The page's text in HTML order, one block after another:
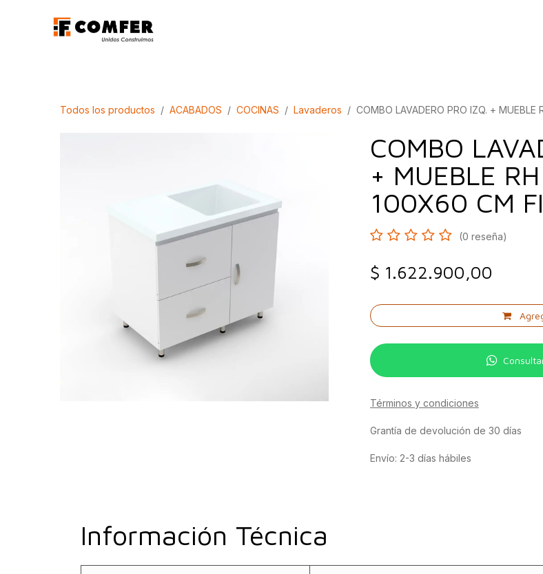
Todos los productos ACABADOS COCINAS Lavaderos COMBO LAVADERO PRO IZQ. +
COMBO
+ MUEBLE
100X60 CM
(0 reseña)
$ 1.622.900,00
Términos y condiciones
Grantía de devolución de 30 días
Envío: 2-3 días hábiles
Información Técnica